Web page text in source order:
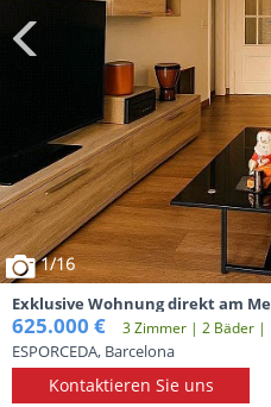
1/16
Exklusive Wohnung direkt am
Barcelona
625.000 € 3 Zimmer | 2 Вäder |
ESPORCEDA, Barcelona
Kontaktieren Sie uns